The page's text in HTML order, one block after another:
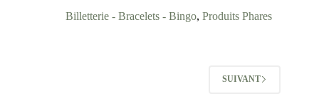
Billetterie - Bracelets - Bingo,Produits Phares
SUIVANT